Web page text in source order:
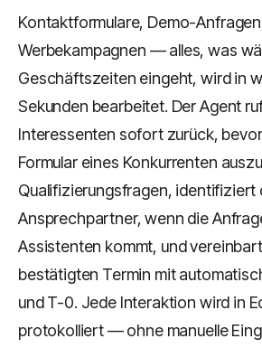
Kontaktformulare, Demo-
Werbekampagnen — alles, was
Geschäftszeiten eingeht, wird in
Sekunden bearbeitet. Der Agent
Interessenten sofort zurück,
Formular eines Konkurrenten
Qualifizierungsfragen, identifiziert
Ansprechpartner, wenn die
Assistenten kommt, und
bestätigten Termin mit
und T-0. Jede Interaktion wird in
protokolliert — ohne manuelle